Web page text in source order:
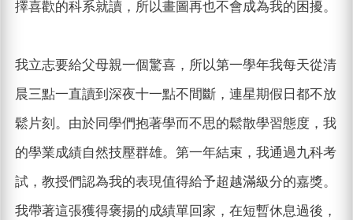
擇喜歡的科系就讀，所以畫圖再也不會成為我的困擾。
我立志要給父母親一個驚喜，所以第一學年我每天從清
晨三點一直讀到深夜十一點不間斷，連星期假日都不放
鬆片刻。由於同學們抱著學而不思的鬆散學習態度，我
的學業成績自然技壓群雄。第一年結束，我通過九科考
試，教授們認為我的表現值得給予超越滿級分的嘉獎。
我帶著這張獲得褒揚的成績單回家，在短暫休息過後，